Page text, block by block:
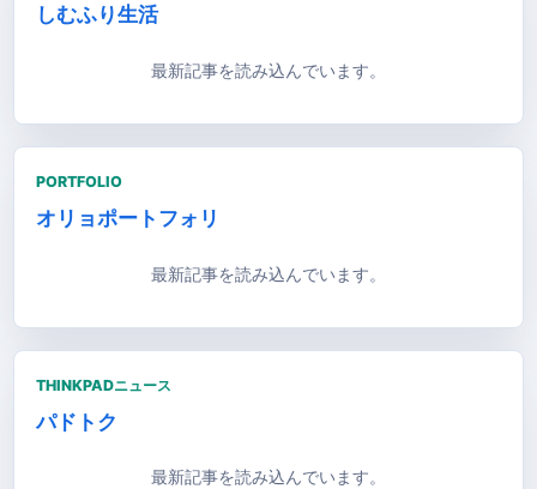
しむふり生活
最新記事を読み込んでいます。
PORTFOLIO
オリョポートフォリ
最新記事を読み込んでいます。
THINKPADニュース
パドトク
最新記事を読み込んでいます。